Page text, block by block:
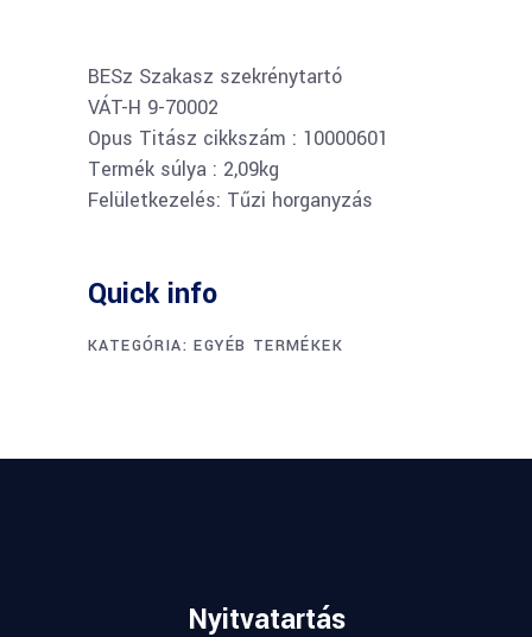
BESz Szakasz szekrénytartó
VÁT-H 9-70002
Opus Titász cikkszám : 10000601
Termék súlya : 2,09kg
Felületkezelés: Tűzi horganyzás
Quick info
KATEGÓRIA:EGYÉB TERMÉKEK
Nyitvatartás